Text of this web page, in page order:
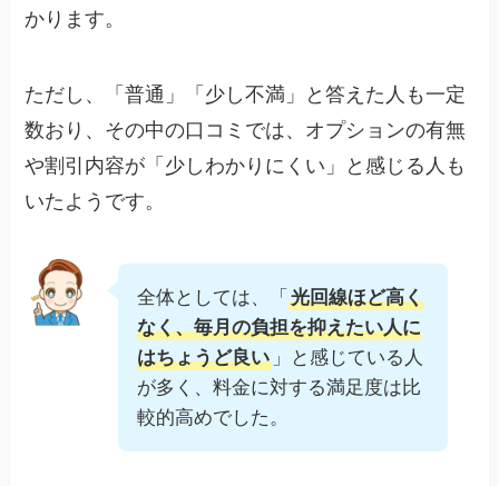
かります。
ただし、「普通」「少し不満」と答えた人も一定
数おり、その中の口コミでは、オプションの有無
や割引内容が「少しわかりにくい」と感じる人も
いたようです。
全体としては、「光回線ほど高く
なく、毎月の負担を抑えたい人に
はちょうど良い 」と感じている人
が多く、料金に対する満足度は比
較的高めでした。